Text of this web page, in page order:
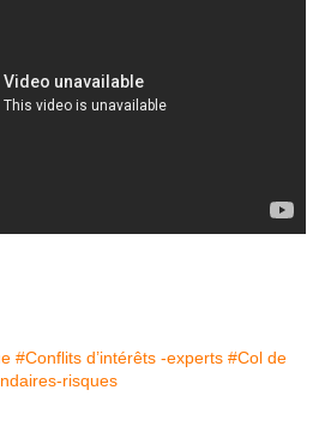
#Conflits d’intérêts -experts #Col de
risques